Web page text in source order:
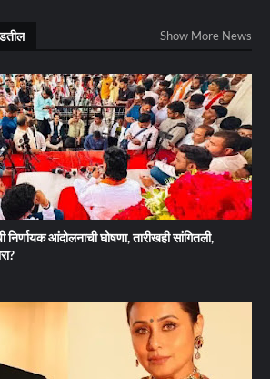
Show More News
आंदोलनाची घोषणा, तारीखही सांगितली,